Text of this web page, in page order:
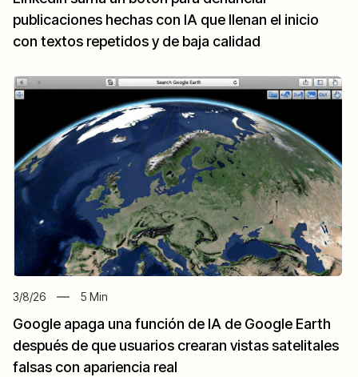
publicaciones hechas con IA que llenan el inicio
con textos repetidos y de baja calidad
3/8/26 5 Min
Google apaga una función de IA de Google Earth
después de que usuarios crearan vistas satelitales
falsas con apariencia real